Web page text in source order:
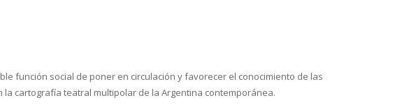
función social de poner en circulación y favorecer el conocimiento de las
cartografía teatral multipolar de la Argentina contemporánea.